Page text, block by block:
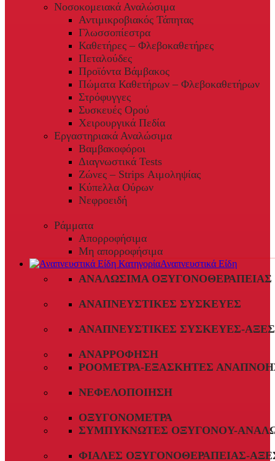
Νοσοκομειακά Αναλώσιμα
Αντιμικροβιακός Τάπητας
Γλωσσοπίεστρα
Καθετήρες – Φλεβοκαθετήρες
Πεταλούδες
Προϊόντα Βάμβακος
Πώματα Καθετήρων – Φλεβοκαθετήρων
Στρόφυγγες
Συσκευές Ορού
Χειρουργικά Πεδία
Εργαστηριακά Αναλώσιμα
Βαμβακοφόροι
Διαγνωστικά Tests
Ζώνες – Strips Αιμοληψίας
Κύπελλα Ούρων
Νεφροειδή
Ράμματα
Απορροφήσιμα
Μη απορροφήσιμα
Αναπνευστικά Είδη
ΑΝΑΛΏΣΙΜΑ ΟΞΥΓΟΝΟΘΕΡΑΠΕΊΑΣ
ΑΝΑΠΝΕΥΣΤΙΚΈΣ ΣΥΣΚΕΥΈΣ
ΑΝΑΠΝΕΥΣΤΙΚΈΣ ΣΥΣΚΕΥΈΣ-
ΑΝΑΡΡΌΦΗΣΗ
ΡΟΌΜΕΤΡΑ-ΕΞΑΣΚΗΤΈΣ
ΝΕΦΕΛΟΠΟΊΗΣΗ
ΟΞΥΓΟΝΌΜΕΤΡΑ
ΣΥΜΠΥΚΝΩΤΈΣ ΟΞΥΓΌΝΟΥ-
ΦΙΆΛΕΣ ΟΞΥΓΟΝΟΘΕΡΑΠΕΊΑΣ-